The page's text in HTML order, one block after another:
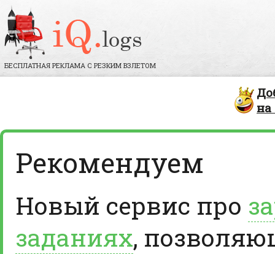
БЕСПЛАТНАЯ РЕКЛАМА С РЕЗКИМ ВЗЛЕТОМ
на
Рекомендуем
Новый сервис про
заданиях,